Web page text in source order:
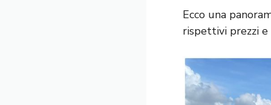
Ecco una
rispettivi prezzi e